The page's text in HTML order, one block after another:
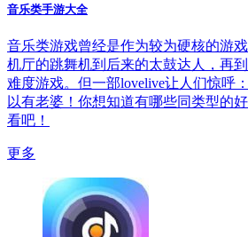
音乐类手游大全
音乐类游戏曾经是作为较为硬核的游
机厅的跳舞机到后来的太鼓达人，再
难度游戏。但一部lovelive让人们惊呼
以有老婆！你想知道有哪些同类型的
看吧！
更多